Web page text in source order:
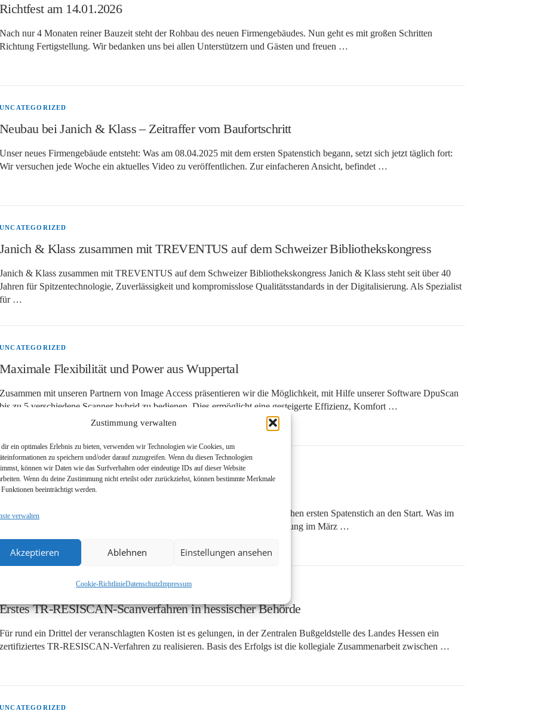
Zustimmung verwalten
ein optimales Erlebnis zu bieten, verwenden wir Technologien wie Cookies, um
zu speichern und/oder darauf zuzugreifen. Wenn du diesen Technologien
können wir Daten wie das Surfverhalten oder eindeutige IDs auf dieser Website
Wenn du deine Zustimmung nicht erteilst oder zurückziehst, können bestimmte Merkmale
beeinträchtigt werden.
verwalten
Akzeptieren Ablehnen Einstellungen ansehen
Cookie-RichtlinieDatenschutzImpressum
Richtfest am 14.01.2026
Nach nur 4 Monaten reiner Bauzeit steht der Rohbau des neuen Firmengebäudes. Nun geht es mit großen Schritten
Richtung Fertigstellung. Wir bedanken uns bei allen Unterstützern und Gästen und freuen …
UNCATEGORIZED
Neubau bei Janich & Klass – Zeitraffer vom Baufortschritt
Unser neues Firmengebäude entsteht: Was am 08.04.2025 mit dem ersten Spatenstich begann, setzt sich jetzt täglich fort:
Wir versuchen jede Woche ein aktuelles Video zu veröffentlichen. Zur einfacheren Ansicht, befindet …
UNCATEGORIZED
Janich & Klass zusammen mit TREVENTUS auf dem Schweizer Bibliothekskongress
Janich & Klass zusammen mit TREVENTUS auf dem Schweizer Bibliothekskongress Janich & Klass steht seit über 40
Jahren für Spitzentechnologie, Zuverlässigkeit und kompromisslose Qualitätsstandards in der Digitalisierung. Als Spezialist
für …
UNCATEGORIZED
Maximale Flexibilität und Power aus Wuppertal
Zusammen mit unseren Partnern von Image Access präsentieren wir die Möglichkeit, mit Hilfe unserer Software DpuScan
bis zu 5 verschiedene Scanner hybrid zu bedienen. Dies ermöglicht eine gesteigerte Effizienz, Komfort …
UNCATEGORIZED
Neubau bei Janich & Klass, Spatenstich am 08.04.2025
Endlich… nach langer Planung geht unser Neubauprojekt mit dem symbolischen ersten Spatenstich an den Start. Was im
Jahr 2023 mit einer Bauvoranfrage begann, ist mit der erteilten Baugenehmigung im März …
Erstes TR-RESISCAN-Scanverfahren in hessischer Behörde
Für rund ein Drittel der veranschlagten Kosten ist es gelungen, in der Zentralen Bußgeldstelle des Landes Hessen ein
zertifiziertes TR-RESISCAN-Verfahren zu realisieren. Basis des Erfolgs ist die kollegiale Zusammenarbeit zwischen …
UNCATEGORIZED